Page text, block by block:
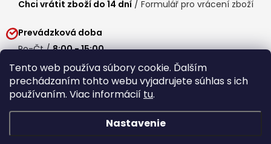
Tento web používa súbory cookie. Ďalším
prechádzaním tohto webu vyjadrujete súhlas s ich
používaním. Viac informácií tu.
Nastavenie
Chci vrátit zboží do 14 dní / Formulář pro vrácení zboží
Prevádzková doba
Po-Čt /8:00 - 15:00
Pá / 7:30 - 14:30
Obedňajšia prestávka /11:00 - 11:30
Copyright 2026